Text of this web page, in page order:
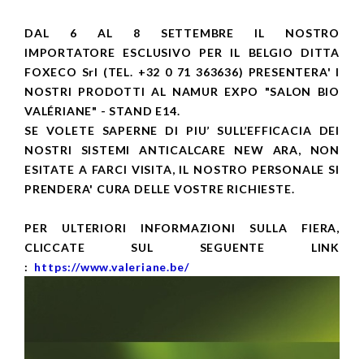
DAL 6 AL 8 SETTEMBRE IL NOSTRO
IMPORTATORE ESCLUSIVO PER IL BELGIO DITTA
FOXECO Srl (TEL. +32 0 71 363636) PRESENTERA' I
NOSTRI PRODOTTI AL NAMUR EXPO "SALON BIO
VALÉRIANE" - STAND E14.
SE VOLETE SAPERNE DI PIU’ SULL’EFFICACIA DEI
NOSTRI SISTEMI ANTICALCARE NEW ARA, NON
ESITATE A FARCI VISITA, IL NOSTRO PERSONALE SI
PRENDERA' CURA DELLE VOSTRE RICHIESTE.
PER ULTERIORI INFORMAZIONI SULLA FIERA,
CLICCATE SUL SEGUENTE LINK
: https://www.valeriane.be/